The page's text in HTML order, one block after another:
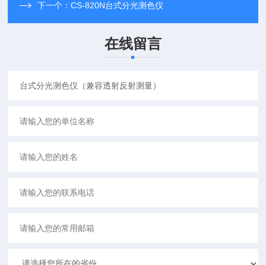
下一个：CS-820N台式分光测色仪
在线留言